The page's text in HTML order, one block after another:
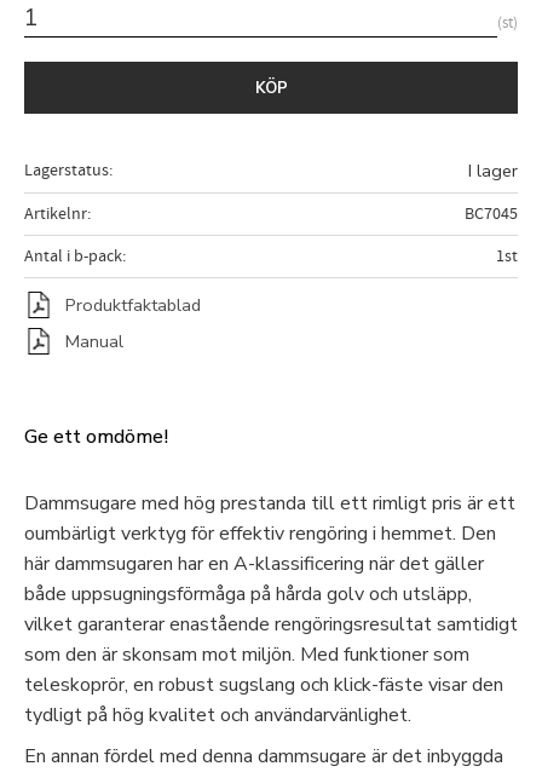
st
KÖP
Lagerstatus I lager
Artikelnr
BC7045
Antal i b-pack
1st
Produktfaktablad
Manual
Ge ett omdöme!
Dammsugare med hög prestanda till ett rimligt pris är ett
oumbärligt verktyg för effektiv rengöring i hemmet. Den
här dammsugaren har en A-klassificering när det gäller
både uppsugningsförmåga på hårda golv och utsläpp,
vilket garanterar enastående rengöringsresultat samtidigt
som den är skonsam mot miljön. Med funktioner som
teleskoprör, en robust sugslang och klick-fäste visar den
tydligt på hög kvalitet och användarvänlighet.
En annan fördel med denna dammsugare är det inbyggda